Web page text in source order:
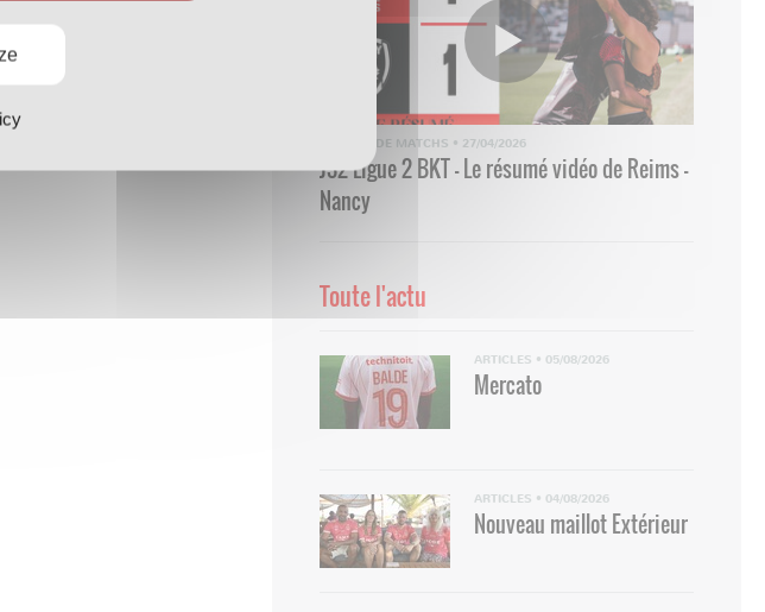
RÉSUMÉ DE MATCHS • 27/04/2026
J32 Ligue 2 BKT - Le résumé vidéo de Reims -
Nancy
Toute l'actu
ARTICLES • 05/08/2026
Mercato
ARTICLES • 04/08/2026
Nouveau maillot Extérieur